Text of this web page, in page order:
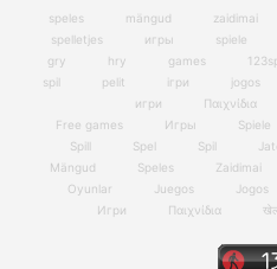
speles mängud zaidimai
spelletjes
игры spiele
gry
hry games
spil
pelit ігри jogos
игри
Παιχνίδια
Free games
Игры Spiele
Spill
Spel Spil
Mängud
Speles Zaidimai
Oyunlar
Juegos Jogos
Игри
Παιχνίδια